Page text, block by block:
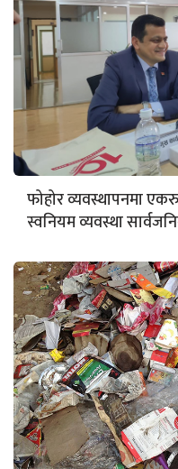
फोहोर व्यवस्थापनमा
स्वनियम व्यवस्था